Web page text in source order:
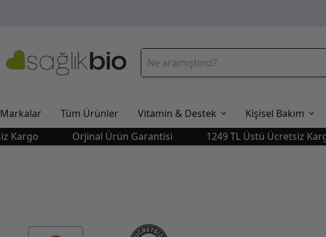
Markalar Tüm Ürünler Vitamin & Destek Kişisel Bakım
Orjinal Ürün Garantisi 1249 TL Üstü Ücretsiz Kargo